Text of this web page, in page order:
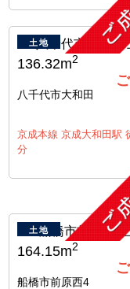
土地
136.32m2
八千代市大和田
京成本線 京成大和田駅
分
土地
164.15m2
船橋市前原西4